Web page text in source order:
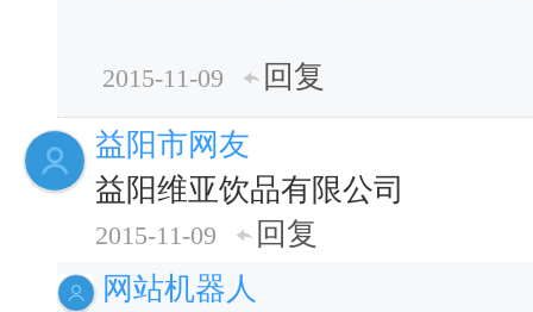
2015-11-09
回复
益阳市网友
益阳维亚饮品有限公司
2015-11-09
回复
网站机器人